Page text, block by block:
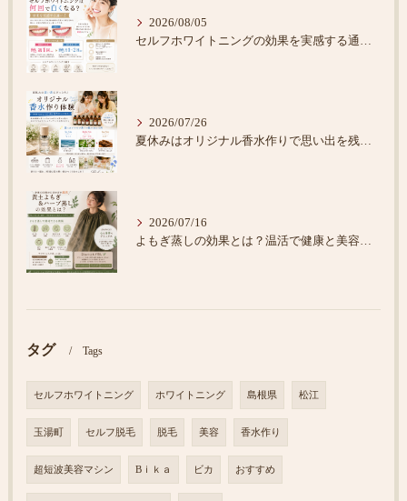
2026/08/05
セルフホワイトニングの効果を実感する通い方
2026/07/26
夏休みはオリジナル香水作りで思い出を残そう♪
2026/07/16
よもぎ蒸しの効果とは？温活で健康と美容をサポート
タグ Tags
セルフホワイトニング ホワイトニング 島根県 松江
玉湯町 セルフ脱毛 脱毛 美容 香水作り
超短波美容マシン Bｉｋａ ビカ おすすめ